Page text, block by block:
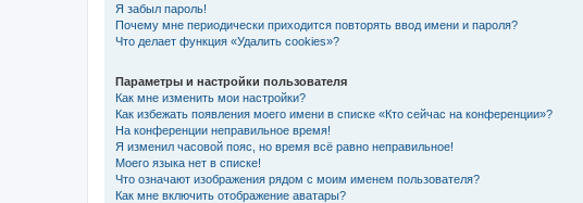
Я забыл пароль!
Почему мне периодически приходится повторять ввод имени и пароля?
Что делает функция «Удалить cookies»?
Параметры и настройки пользователя
Как мне изменить мои настройки?
Как избежать появления моего имени в списке «Кто сейчас на конференции»?
На конференции неправильное время!
Я изменил часовой пояс, но время всё равно неправильное!
Моего языка нет в списке!
Что означают изображения рядом с моим именем пользователя?
Как мне включить отображение аватары?